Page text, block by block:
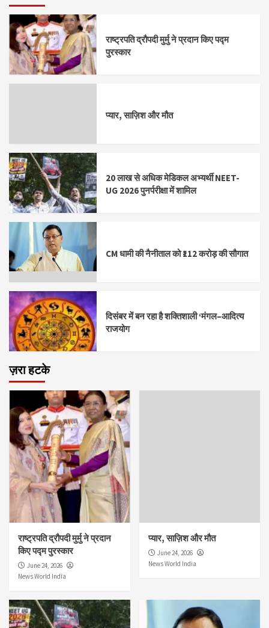
राष्ट्रपति द्रौपदी मुर्मु ने प्रदान किए पद्म
पुरस्कार
प्यार, साज़िश और मौत
20 लाख से अधिक मेडिकल अभ्यर्थी NEET-
UG 2026 पुनर्परीक्षा में शामिल
CM धामी की नैनीताल को ₹112 करोड़ की सौगात
दिसंबर में बन रहा है शक्तिशाली ‘मंगल–आदित्य
राजयोग
ज़रा हटके
राष्ट्रपति द्रौपदी मुर्मु ने प्रदान
किए पद्म पुरस्कार
June 24, 2026
News World India
प्यार, साज़िश और मौत
June 24, 2026
News World India